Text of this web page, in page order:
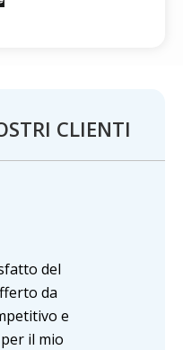
CLIENTI
del
da
e
il mio